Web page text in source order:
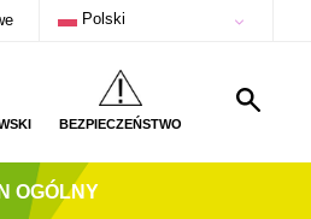
Polski
BEZPIECZEŃSTWO
OGÓLNY